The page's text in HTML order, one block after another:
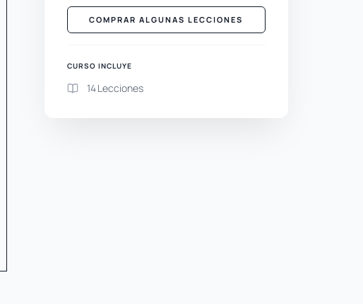
COMPRAR ALGUNAS LECCIONES
CURSO INCLUYE
14 Lecciones